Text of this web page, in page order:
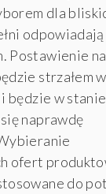
dla
odpowiadają
Postawienie
strzałem w
będzie w stanie
naprawdę
ofert
do